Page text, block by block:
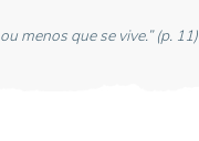
menos que se vive.” (p. 11)